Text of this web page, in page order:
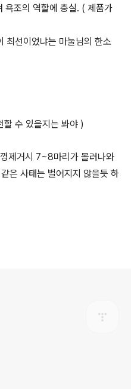
욕조의 역할에 충실. ( 제품가
최선이었냐는 마눌님의 한소
할 수 있을지는 봐야 )
제거시 7~8마리가 몰려나와
은 사태는 벌어지지 않을듯 하